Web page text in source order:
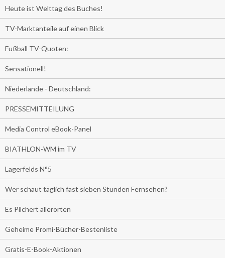
Heute ist Welttag des Buches!
TV-Marktanteile auf einen Blick
Fußball TV-Quoten:
Sensationell!
Niederlande - Deutschland:
PRESSEMITTEILUNG
Media Control eBook-Panel
BIATHLON-WM im TV
Lagerfelds N°5
Wer schaut täglich fast sieben Stunden Fernsehen?
Es Pilchert allerorten
Geheime Promi-Bücher-Bestenliste
Gratis-E-Book-Aktionen